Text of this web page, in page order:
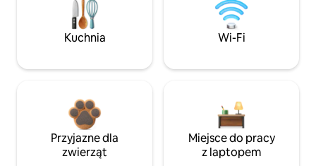
Kuchnia Wi-Fi
Przyjazne dla
zwierząt
Miejsce do pracy
z laptopem